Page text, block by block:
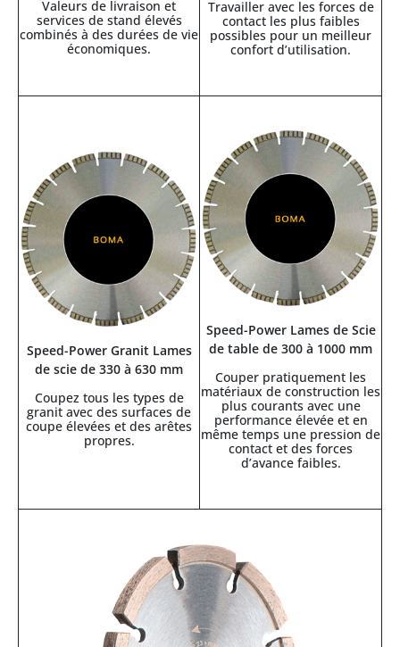
Valeurs de livraison et
services de stand élevés
combinés à des durées de vie
économiques.
Travailler avec les forces de
contact les plus faibles
possibles pour un meilleur
confort d’utilisation.
Speed-Power Granit Lames
de scie de 330 à 630 mm
Coupez tous les types de
granit avec des surfaces de
coupe élevées et des arêtes
propres.
Speed-Power Lames de Scie
de table de 300 à 1000 mm
Couper pratiquement les
matériaux de construction les
plus courants avec une
performance élevée et en
même temps une pression de
contact et des forces
d’avance faibles.